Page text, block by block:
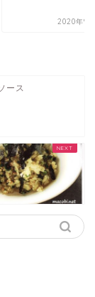
2020年9
ース